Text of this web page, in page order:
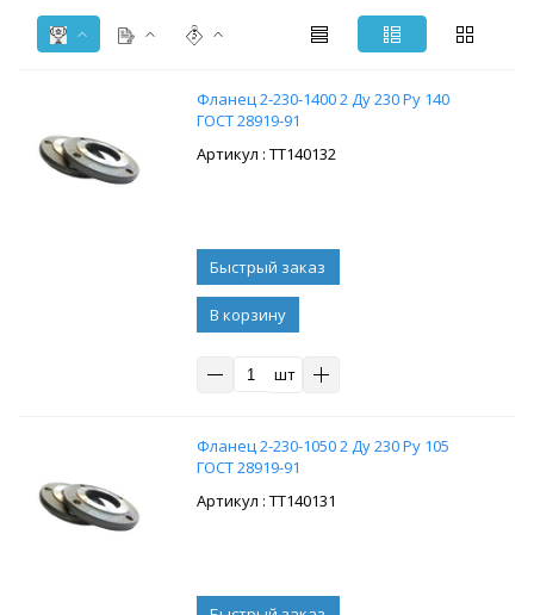
Фланец 2-230-1400 2 Ду 230 Ру 140
ГОСТ 28919-91
: ТТ140132
В корзину
шт
Фланец 2-230-1050 2 Ду 230 Ру 105
ГОСТ 28919-91
: ТТ140131